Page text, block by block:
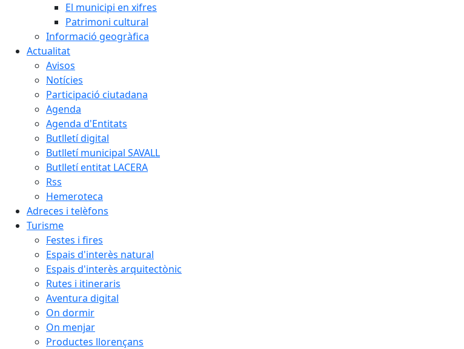
El municipi en xifres
Patrimoni cultural
Informació geogràfica
Actualitat
Avisos
Notícies
Participació ciutadana
Agenda
Agenda d'Entitats
Butlletí digital
Butlletí municipal SAVALL
Butlletí entitat LACERA
Rss
Hemeroteca
Adreces i telèfons
Turisme
Festes i fires
Espais d'interès natural
Espais d'interès arquitectònic
Rutes i itineraris
Aventura digital
On dormir
On menjar
Productes llorençans